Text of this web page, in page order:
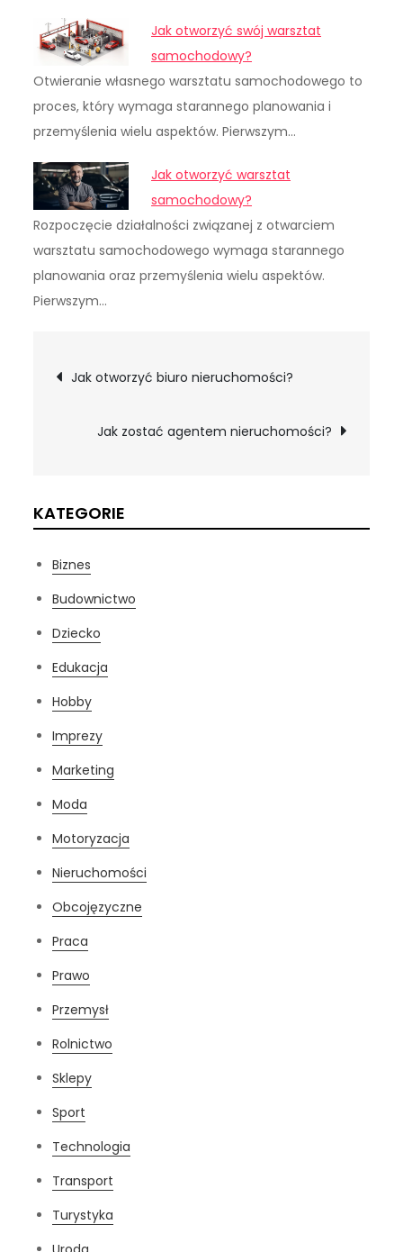
Jak otworzyć swój warsztat
samochodowy?
Otwieranie własnego warsztatu samochodowego to
proces, który wymaga starannego planowania i
przemyślenia wielu aspektów. Pierwszym…
Jak otworzyć warsztat
samochodowy?
Rozpoczęcie działalności związanej z otwarciem
warsztatu samochodowego wymaga starannego
planowania oraz przemyślenia wielu aspektów.
Pierwszym…
Nawigacja
wpisu
Jak otworzyć biuro nieruchomości?
Jak zostać agentem nieruchomości?
KATEGORIE
Biznes
Budownictwo
Dziecko
Edukacja
Hobby
Imprezy
Marketing
Moda
Motoryzacja
Nieruchomości
Obcojęzyczne
Praca
Prawo
Przemysł
Rolnictwo
Sklepy
Sport
Technologia
Transport
Turystyka